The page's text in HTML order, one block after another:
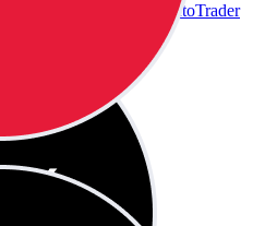
AutoTrader